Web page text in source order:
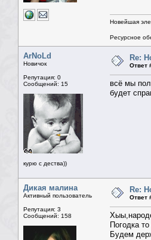
Новейшая
Ресурсное
ArNoLd
Новичок
Репутация: 0
Сообщений: 15
курю с дества))
Re:
Ответ
всё мы
будет
Дикая малина
Активный пользователь
Репутация: 3
Сообщений: 158
Re:
Ответ
Погодка
Будем